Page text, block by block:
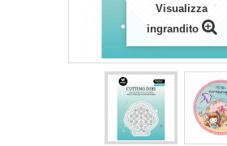
Visualizza
ingrandito